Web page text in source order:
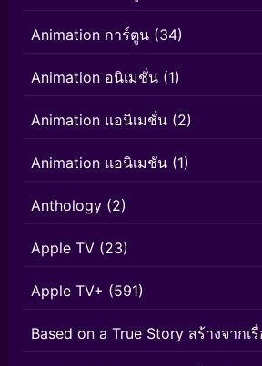
Animation การ์ตูน (34)
Animation อนิเมชั่น (1)
Animation แอนิเมชั่น (2)
Animation แอนิเมชัน (1)
Anthology (2)
Apple TV (23)
Apple TV+ (591)
Based on a True Story สร้างจากเรื่